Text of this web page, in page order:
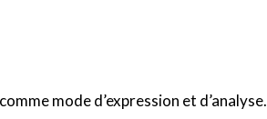
mode d’expression et d’analyse.